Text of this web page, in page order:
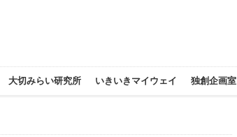
大切みらい研究所 いきいきマイウェイ 独創企画室